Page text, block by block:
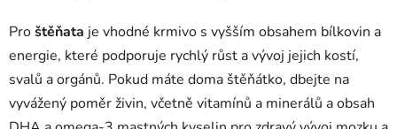
Proštěňata je vhodné krmivo s vyšším obsahem bílkovin a
energie, které podporuje rychlý růst a vývoj jejich kostí,
svalů a orgánů. Pokud máte doma štěňátko, dbejte na
vyvážený poměr živin, včetně vitamínů a minerálů a obsah